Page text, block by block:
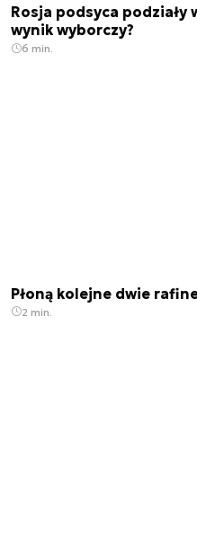
Rosja podsyca podziały
wynik wyborczy?
6 min.
Płoną kolejne dwie
2 min.